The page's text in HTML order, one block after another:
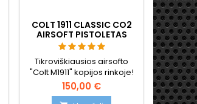
COLT 1911 CLASSIC CO2
AIRSOFT PISTOLETAS
Tikroviškiausios airsofto
"Colt M1911" kopijos rinkoje!
Cybergun 180512.
150,00 €
S&T
tikro